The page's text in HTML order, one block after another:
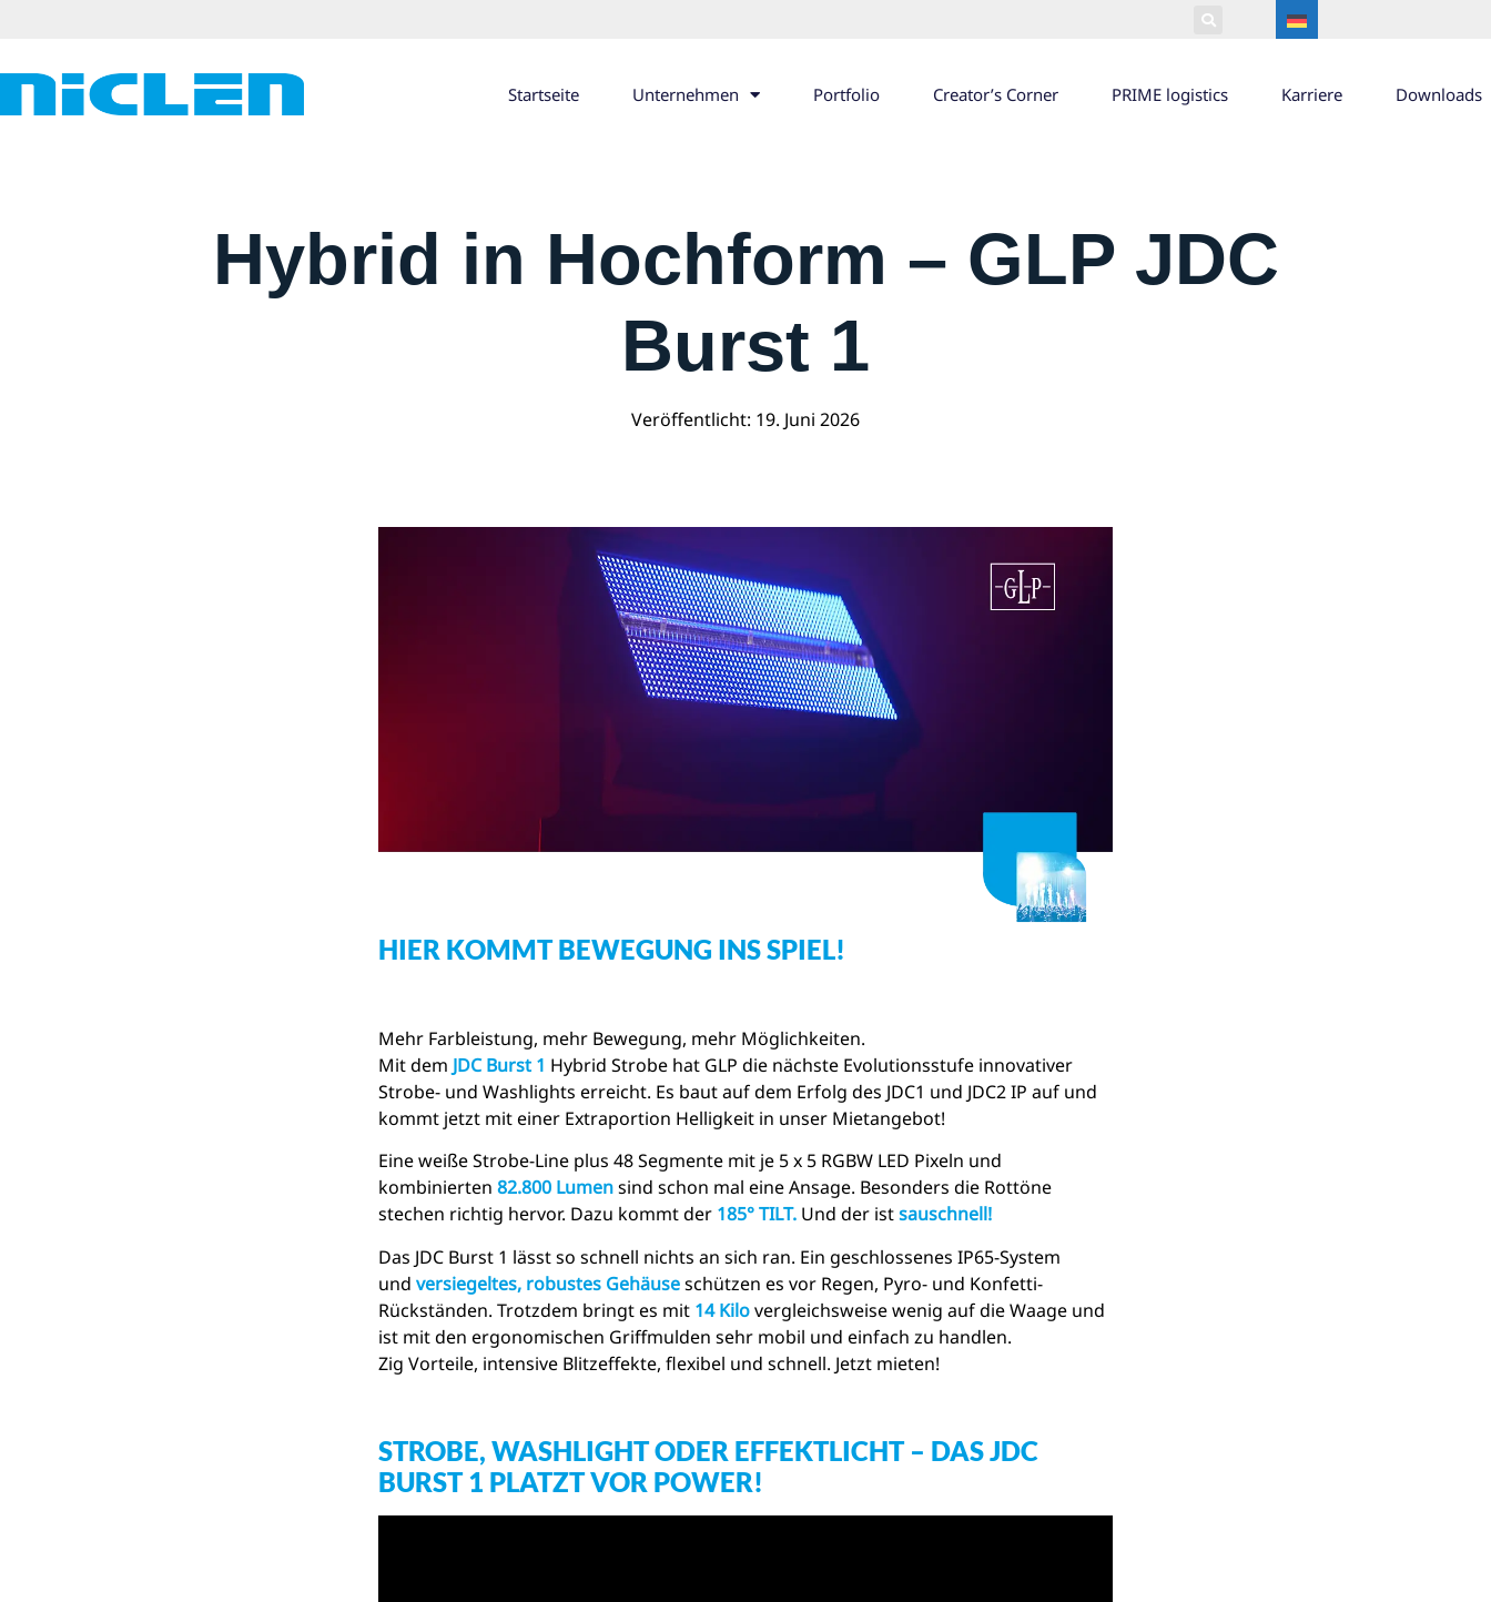
Startseite Unternehmen Portfolio Creator’s Corner PRIME logistics Karriere Downloads
Hybrid in Hochform – GLP JDC
Burst 1
Veröffentlicht: 19. Juni 2026
HIER KOMMT BEWEGUNG INS SPIEL!
Mehr Farbleistung, mehr Bewegung, mehr Möglichkeiten.
Mit dem JDC Burst 1 Hybrid Strobe hat GLP die nächste Evolutionsstufe innovativer
Strobe- und Washlights erreicht. Es baut auf dem Erfolg des JDC1 und JDC2 IP auf und
kommt jetzt mit einer Extraportion Helligkeit in unser Mietangebot!
Eine weiße Strobe-Line plus 48 Segmente mit je 5 x 5 RGBW LED Pixeln und
kombinierten 82.800 Lumensind schon mal eine Ansage. Besonders die Rottöne
stechen richtig hervor. Dazu kommt der 185° TILT. Und der istsauschnell!
Das JDC Burst 1 lässt so schnell nichts an sich ran. Ein geschlossenes IP65-System
und versiegeltes, robustes Gehäuseschützen es vor Regen, Pyro- und Konfetti-
Rückständen. Trotzdem bringt es mit 14 Kilovergleichsweise wenig auf die Waage und
ist mit den ergonomischen Griffmulden sehr mobil und einfach zu handlen.
Zig Vorteile, intensive Blitzeffekte, flexibel und schnell. Jetzt mieten!
STROBE, WASHLIGHT ODER EFFEKTLICHT – DAS JDC
BURST 1 PLATZT VOR POWER!